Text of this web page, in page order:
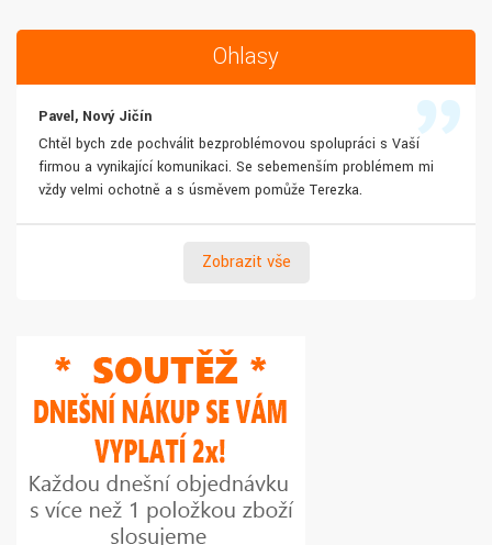
Ohlasy
Pavel, Nový Jičín
Chtěl bych zde pochválit bezproblémovou spolupráci s Vaší
firmou a vynikající komunikaci. Se sebemenším problémem mi
vždy velmi ochotně a s úsměvem pomůže Terezka.
Zobrazit vše